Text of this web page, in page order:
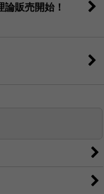
販売開始！